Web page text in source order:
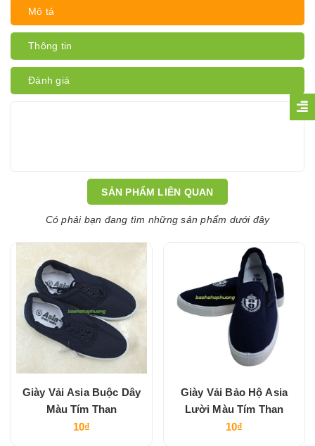
Mô tả
Thông tin
Đánh giá
SẢN PHẨM LIÊN QUAN
Có phải bạn đang tìm những sản phẩm dưới đây
Giày Vải Asia Buộc Dây
Màu Tím Than
10₫
Giày Vải Bảo Hộ Asia
Lười Màu Tím Than
10₫